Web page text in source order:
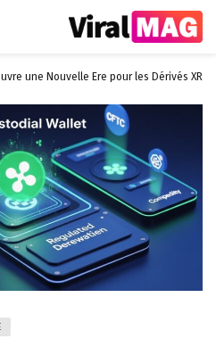
une Nouvelle Ère pour les Dérivés